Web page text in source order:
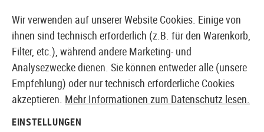
EUROPÄISCHER AIRSOFT SHOP & GROßHÄNDLER
Wir verwenden auf unserer Website Cookies. Einige von
ihnen sind technisch erforderlich (z.B. für den Warenkorb,
Filter, etc.), während andere Marketing- und
Analysezwecke dienen. Sie können entweder alle (unsere
Empfehlung) oder nur technisch erforderliche Cookies
akzeptieren. Mehr Informationen zum Datenschutz lesen.
EINSTELLUNGEN